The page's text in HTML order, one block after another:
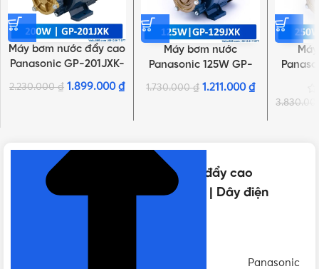
Máy bơm nước đẩy cao
Panasonic GP-201JXK-
SV5 200W | Dây điện
12.5cm
2.230.000₫ 1.899.000₫
Máy bơm nước
Panasonic 125W GP-
129JXK-SV5 | Dây điện
12.5cm
1.730.000₫ 1.211.000₫
Thông số kỹ thuật của Máy bơm đẩy cao
Panasonic GP-129JXK-NV5 125W | Dây điện
Panasonic